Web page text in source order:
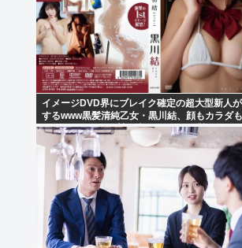
イメージDVD界にブレイク確定の超大型新人
するwww黒髪清純乙女・黒川結、顔もカラダ
もIVファンから絶賛の嵐！！処女作「初結」の
＆画像まとめ！！